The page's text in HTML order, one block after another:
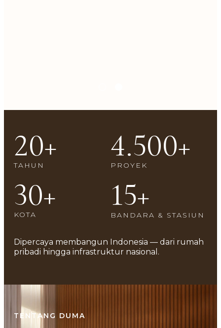
TAHUN
20+
PROYEK
4.500+
KOTA
30+
BANDARA & STASIUN
15+
Dipercaya membangun Indonesia — dari rumah
pribadi hingga infrastruktur nasional.
TENTANG DUMA